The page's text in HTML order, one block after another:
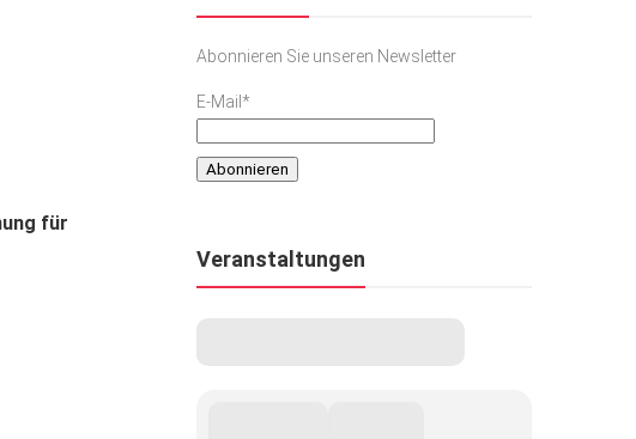
für
Abonnieren Sie unseren Newsletter
E-Mail*
Veranstaltungen